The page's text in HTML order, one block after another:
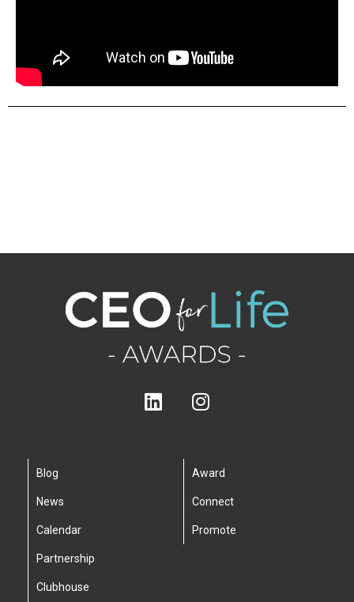
Blog
News
Calendar
Partnership
Clubhouse
Award
Connect
Promote